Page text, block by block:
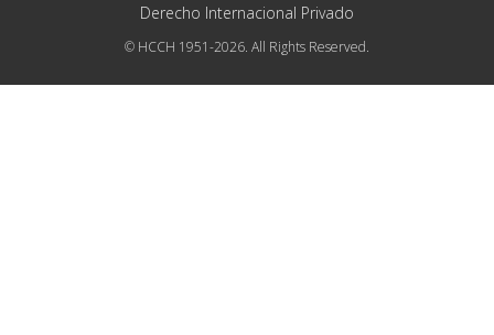
Derecho Internacional Privado
© HCCH 1951-2026. All Rights Reserved.